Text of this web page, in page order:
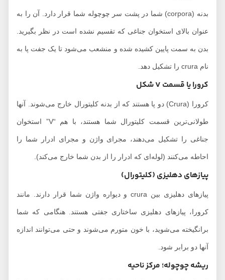
بدنه (corpora) شما در پشت سر چوچوله شما قرار دارد. آن را به
عنوان بالای استخوان جناغی که تقسیم نشده است در نظر بگیرید.
بدن به سمت پایین کشیده شده و منشعب می‌شود تا یک جفت پا به
کرورا یا قسمت V شکل
کرورا (Crura) دو پا هستند که از بدنه کلیتورال خارج می‌شوند. آنها
طولانی‌ترین قسمت کلیتورال شما هستند، با هم “V” استخوان
جناغی را تشکیل می‌دهند، مجرای واژن و مجرای ادرار شما را
احاطه می‌کنند (لوله‌ای که ادرار را از بدن شما خارج می‌کند).
پیازهای دهلیزی (کلیتورال)
پیازهای دهلیزی بین crura و دیواره واژن شما قرار دارند. مانند
کرورا، پیازهای دهلیزی ساختاری جفتی هستند. هنگامی که شما
برانگیخته می‌شوید، با خون متورم می‌شوند و حتی می‌توانند اندازه
آنها دو برابر شود.
ریشه چوچوله؛ مرکز ناحیه